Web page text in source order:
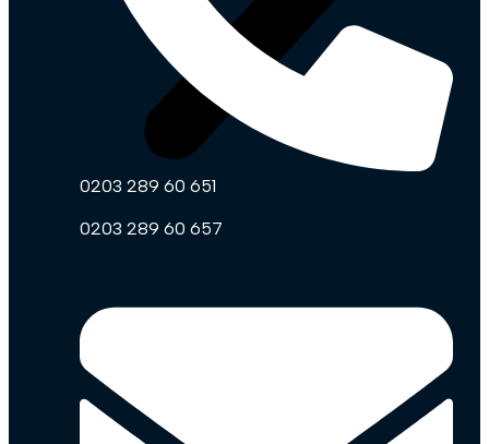
0203 289 60 651
0203 289 60 657